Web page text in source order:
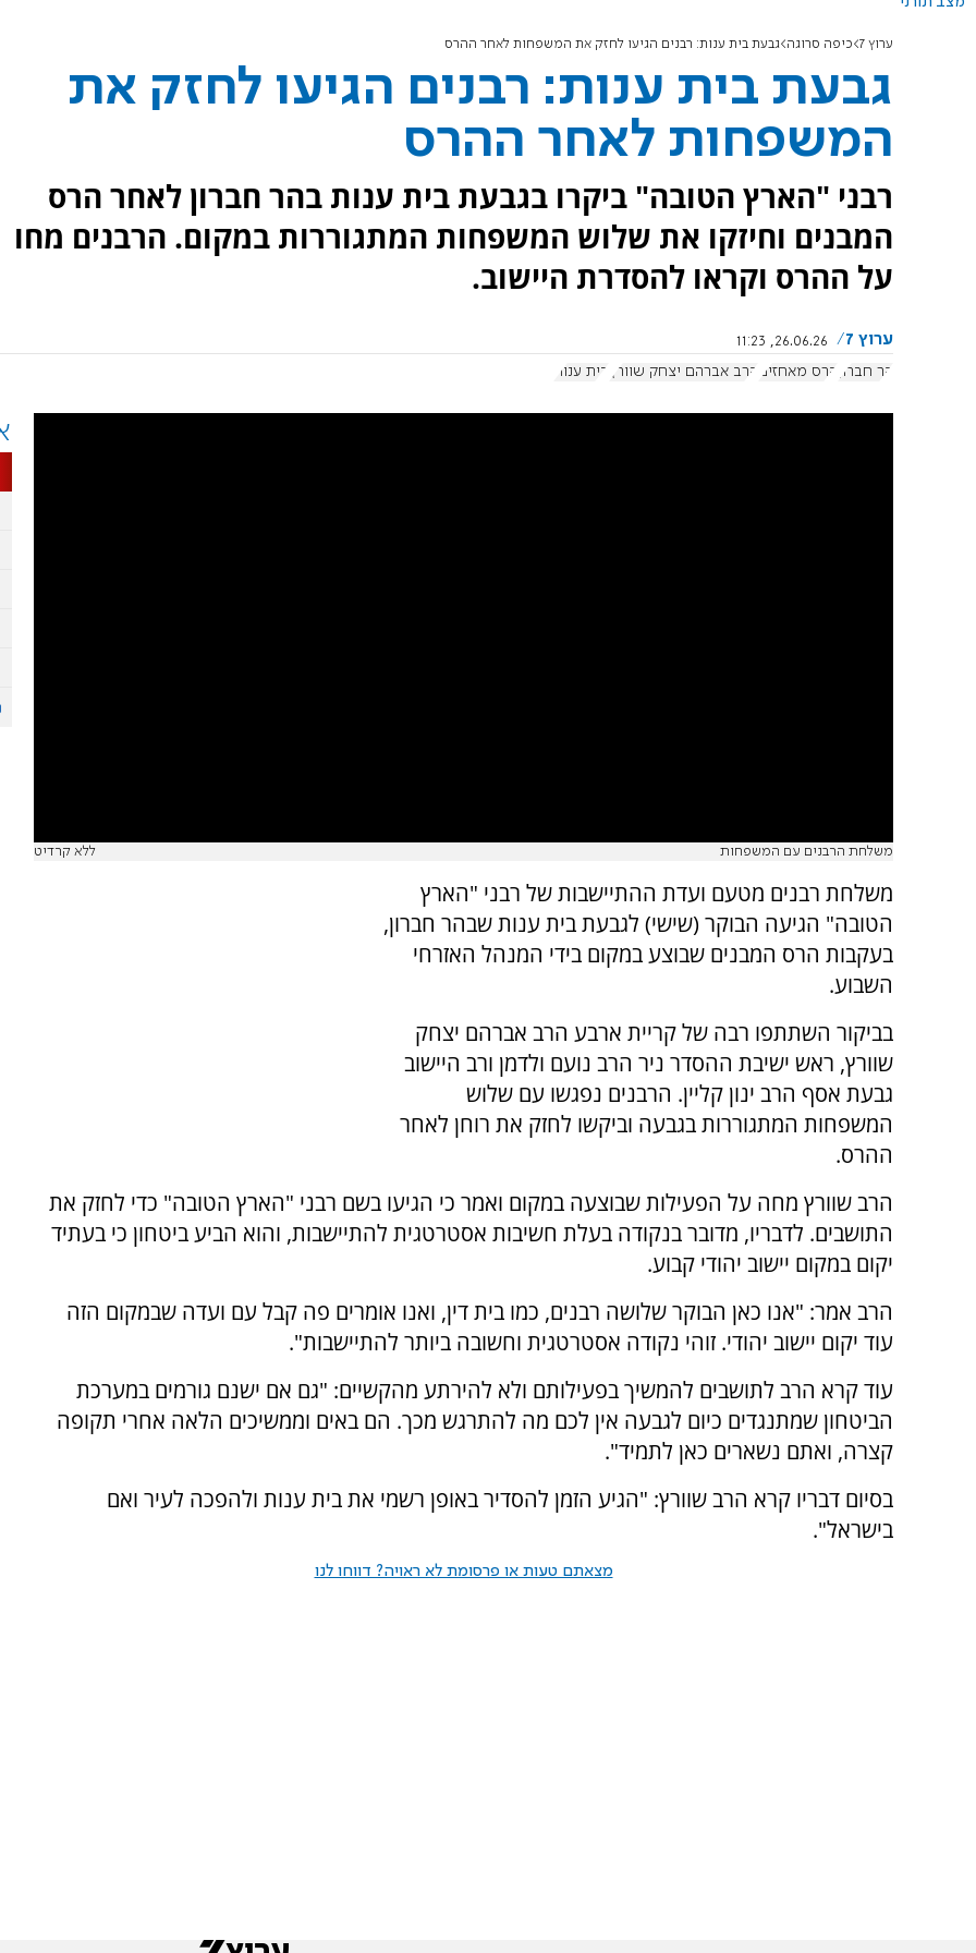
ערוץ 7 כיפה סרוגה גבעת בית ענות: רבנים הגיעו לחזק את המשפחות לאחר ההרס
גבעת בית ענות: רבנים הגיעו לחזק את
המשפחות לאחר ההרס
רבני "הארץ הטובה" ביקרו בגבעת בית ענות בהר חברון לאחר הרס
המבנים וחיזקו את שלוש המשפחות המתגוררות במקום. הרבנים מחו
על ההרס וקראו להסדרת היישוב.
ערוץ 7
26.06.26, 11:23
הר חברון
הרס מאחזים הרב אברהם יצחק שוורץ בית ענות
משלחת הרבנים עם המשפחות ללא קרדיט
משלחת רבנים מטעם ועדת ההתיישבות של רבני "הארץ
הטובה" הגיעה הבוקר (שישי) לגבעת בית ענות שבהר חברון,
בעקבות הרס המבנים שבוצע במקום בידי המנהל האזרחי
השבוע.
בביקור השתתפו רבה של קריית ארבע הרב אברהם יצחק
שוורץ, ראש ישיבת ההסדר ניר הרב נועם ולדמן ורב היישוב
גבעת אסף הרב ינון קליין. הרבנים נפגשו עם שלוש
המשפחות המתגוררות בגבעה וביקשו לחזק את רוחן לאחר
ההרס.
הרב שוורץ מחה על הפעילות שבוצעה במקום ואמר כי הגיעו בשם רבני "הארץ הטובה" כדי לחזק את
התושבים. לדבריו, מדובר בנקודה בעלת חשיבות אסטרטגית להתיישבות, והוא הביע ביטחון כי בעתיד
יקום במקום יישוב יהודי קבוע.
הרב אמר: "אנו כאן הבוקר שלושה רבנים, כמו בית דין, ואנו אומרים פה קבל עם ועדה שבמקום הזה
עוד יקום יישוב יהודי. זוהי נקודה אסטרטגית וחשובה ביותר להתיישבות".
עוד קרא הרב לתושבים להמשיך בפעילותם ולא להירתע מהקשיים: "גם אם ישנם גורמים במערכת
הביטחון שמתנגדים כיום לגבעה אין לכם מה להתרגש מכך. הם באים וממשיכים הלאה אחרי תקופה
קצרה, ואתם נשארים כאן לתמיד".
בסיום דבריו קרא הרב שוורץ: "הגיע הזמן להסדיר באופן רשמי את בית ענות ולהפכה לעיר ואם
בישראל".
מצאתם טעות או פרסומת לא ראויה? דווחו לנו